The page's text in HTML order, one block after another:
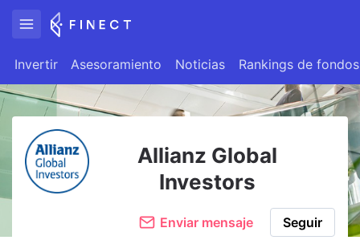
Invertir Asesoramiento Noticias Rankings de fondos
Allianz Global
Investors
Enviar mensaje Seguir